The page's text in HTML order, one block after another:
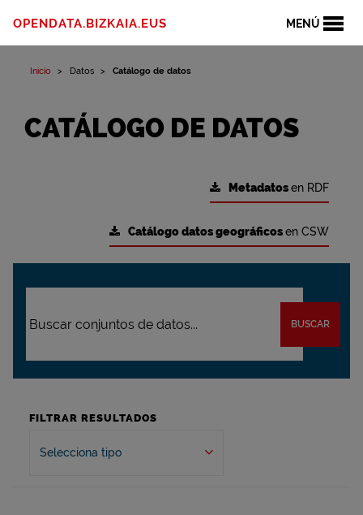
MENÚ
OPENDATA.BIZKAIA.EUS
Inicio Datos Catálogo de datos
CATÁLOGO DE DATOS
Metadatosen RDF
Catálogo datos geográficosen CSW
BUSCAR
FILTRAR RESULTADOS
Selecciona tipo